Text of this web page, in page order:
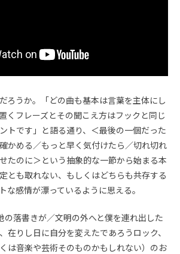
ろうか。「どの曲も基本は言葉を主体にし
くフレーズとその聞こえ方はフックと同じ
トです」と語る通り、＜最後の一個だった
かめる／もっと早く気付けたら／切れ切れ
たのに＞という抽象的な一節から始まる本
とも取れない、もしくはどちらも共存する
な感情が漂っているように思える。
の落書きが／文明の外へと僕を連れ出した
在りし日に自分を変えたであろうロック、
は音楽や芸術そのものかもしれない）のお